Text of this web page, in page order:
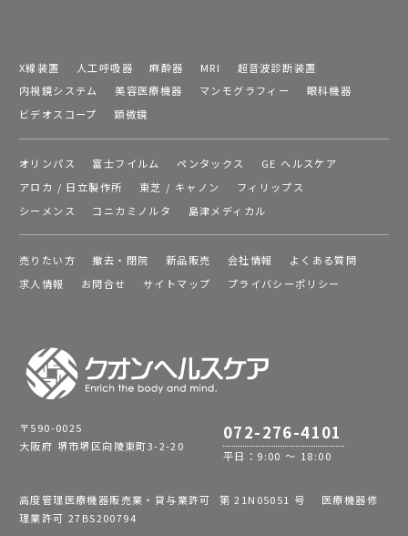
X線装置 人工呼吸器 麻酔器 MRI
超音波診断装置
内視鏡システム
美容医療機器 マンモグラフィー
眼科機器
ビデオスコープ
顕微鏡
オリンパス 富士フイルム ペンタックス
GE ヘルスケア
アロカ / 日立製作所
東芝 / キャノン
フィリップス
シーメンス
コニカミノルタ 島津メディカル
売りたい方 撤去・閉院 新品販売 会社情報
よくある質問
求人情報
お問合せ サイトマップ プライバシーポリシー
〒590-0025
大阪府 堺市堺区向陵東町3-2-20
072-276-4101
平日：9:00 ～ 18:00
高度管理医療機器販売業・貸与業許可 第 21N05051 号 医療機器修
理業許可 27BS200794